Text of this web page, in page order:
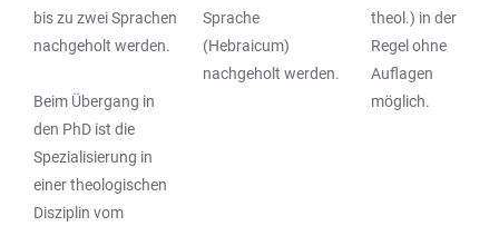
bis zu zwei Sprachen
nachgeholt werden.
Beim Übergang in
den PhD ist die
Spezialisierung in
einer theologischen
Disziplin vom
Sprache
(Hebraicum)
nachgeholt werden.
theol.) in der
Regel ohne
Auflagen
möglich.